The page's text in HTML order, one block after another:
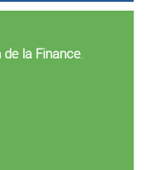
de la Finance.